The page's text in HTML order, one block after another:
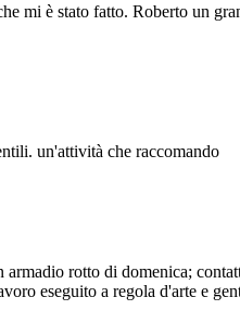
mi è stato fatto. Roberto un
un'attività che raccomando
rotto di domenica;
eseguito a regola d'arte e